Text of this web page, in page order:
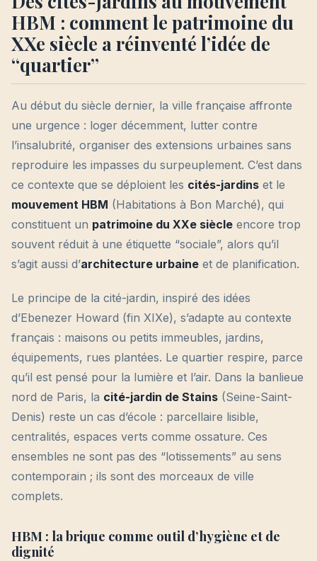
HBM : comment le patrimoine du
XXe siècle a réinventé l’idée de
“quartier”
Au début du siècle dernier, la ville française affronte
une urgence : loger décemment, lutter contre
l’insalubrité, organiser des extensions urbaines sans
reproduire les impasses du surpeuplement. C’est dans
ce contexte que se déploient les cités-jardins et le
mouvement HBM (Habitations à Bon Marché), qui
constituent un patrimoine du XXe siècle encore trop
souvent réduit à une étiquette “sociale”, alors qu’il
s’agit aussi d’architecture urbaine et de planification.
Le principe de la cité-jardin, inspiré des idées
d’Ebenezer Howard (fin XIXe), s’adapte au contexte
français : maisons ou petits immeubles, jardins,
équipements, rues plantées. Le quartier respire, parce
qu’il est pensé pour la lumière et l’air. Dans la banlieue
nord de Paris, la cité-jardin de Stains (Seine-Saint-
Denis) reste un cas d’école : parcellaire lisible,
centralités, espaces verts comme ossature. Ces
ensembles ne sont pas des “lotissements” au sens
contemporain ; ils sont des morceaux de ville
complets.
HBM : la brique comme outil d’hygiène et de
dignité